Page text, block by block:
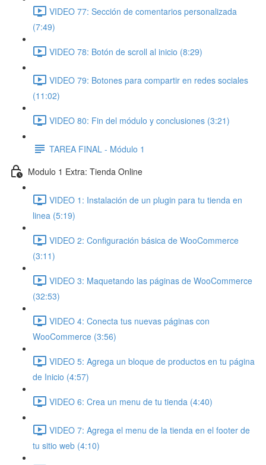
VIDEO 77: Sección de comentarios personalizada
(7:49)
VIDEO 78: Botón de scroll al inicio (8:29)
VIDEO 79: Botones para compartir en redes sociales
(11:02)
VIDEO 80: Fin del módulo y conclusiones (3:21)
TAREA FINAL - Módulo 1
Modulo 1 Extra: Tienda Online
VIDEO 1: Instalación de un plugin para tu tienda en
linea (5:19)
VIDEO 2: Configuración básica de WooCommerce
(3:11)
VIDEO 3: Maquetando las páginas de WooCommerce
(32:53)
VIDEO 4: Conecta tus nuevas páginas con
WooCommerce (3:56)
VIDEO 5: Agrega un bloque de productos en tu página
de Inicio (4:57)
VIDEO 6: Crea un menu de tu tienda (4:40)
VIDEO 7: Agrega el menu de la tienda en el footer de
tu sitio web (4:10)